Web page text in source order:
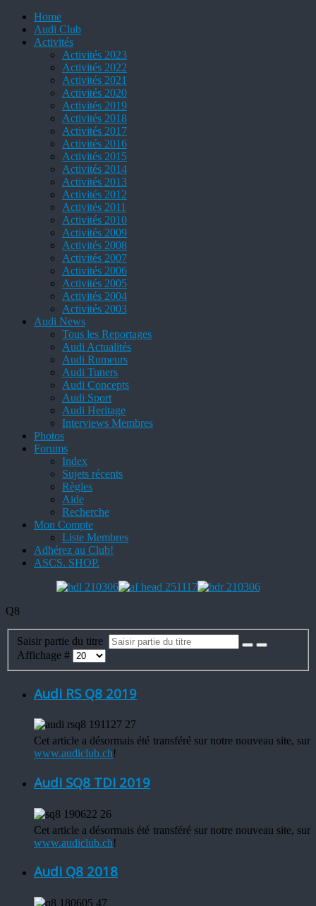
Home
Audi Club
Activités
Activités 2023
Activités 2022
Activités 2021
Activités 2020
Activités 2019
Activités 2018
Activités 2017
Activités 2016
Activités 2015
Activités 2014
Activités 2013
Activités 2012
Activités 2011
Activités 2010
Activités 2009
Activités 2008
Activités 2007
Activités 2006
Activités 2005
Activités 2004
Activités 2003
Audi News
Tous les Reportages
Audi Actualités
Audi Rumeurs
Audi Tuners
Audi Concepts
Audi Sport
Audi Heritage
Interviews Membres
Photos
Forums
Index
Sujets récents
Règles
Aide
Recherche
Mon Compte
Liste Membres
Adhérez au Club!
ASCS. SHOP.
Q8
Saisir partie du titre
Affichage #
Audi RS Q8 2019
Cet article a désormais été transféré sur notre nouveau site, sur
www.audiclub.ch!
Audi SQ8 TDI 2019
Cet article a désormais été transféré sur notre nouveau site, sur
www.audiclub.ch!
Audi Q8 2018